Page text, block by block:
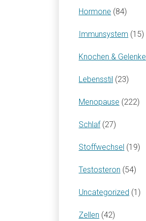
Hormone (84)
Immunsystem (15)
Knochen & Gelenke
Lebensstil (23)
Menopause (222)
Schlaf(27)
Stoffwechsel (19)
Testosteron (54)
Uncategorized (1)
Zellen (42)